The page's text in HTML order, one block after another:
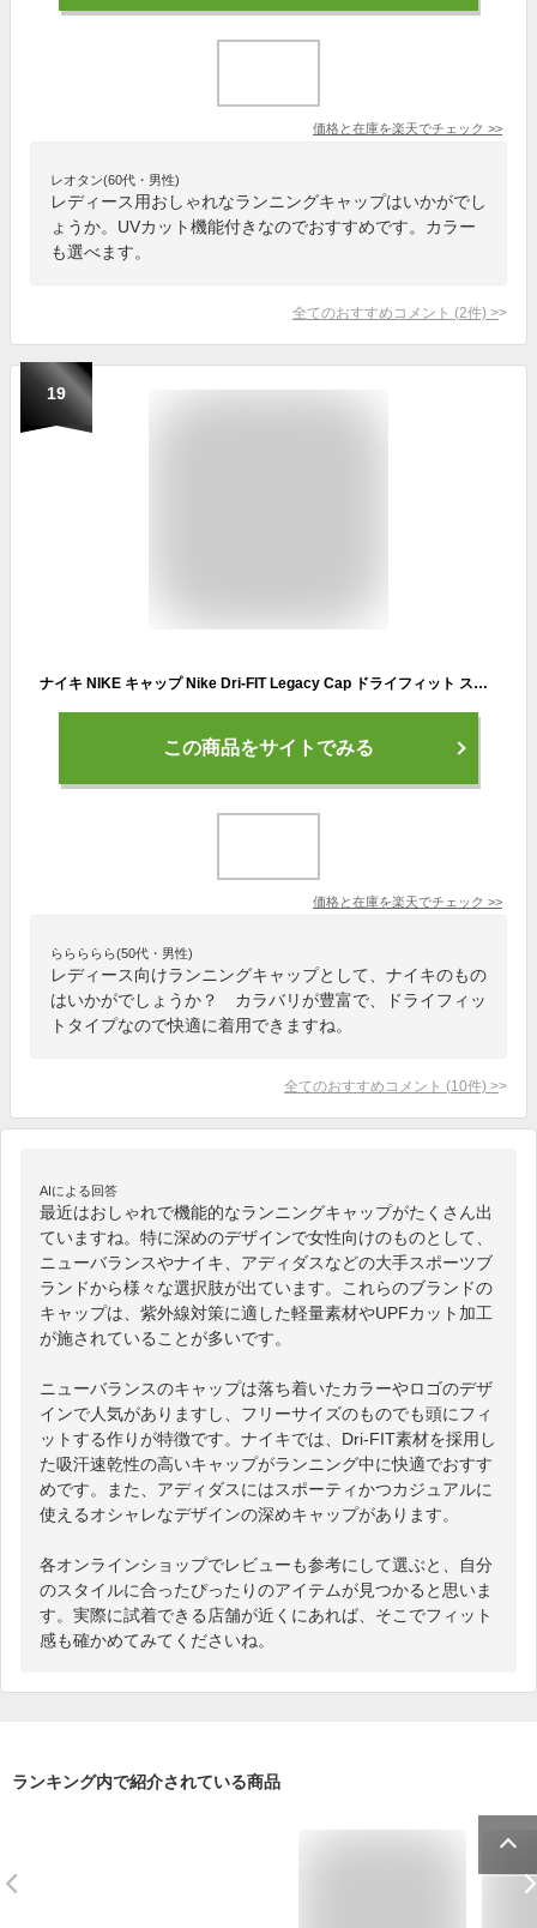
価格と在庫を楽天でチェック >>
レオタン(60代・男性)
レディース用おしゃれなランニングキャップはいかがでし
ょうか。UVカット機能付きなのでおすすめです。カラー
も選べます。
全てのおすすめコメント (2件) >
19
ナイキ NIKE キャップ Nike Dri-FIT Legacy Cap ドライフィット ストレッチキャップ (ブラック/ホワイト/グレー/ブルー/ネイビー/グリーン/ワイン/メンズ/レディース/ゴルフ/テニス/ランニング/アウトドア/トレーニング/マラソン/レガシー/ストレッチ/フリーサイズ/FB6447）
この商品をサイトでみる
価格と在庫を楽天でチェック >>
ららららら(50代・男性)
レディース向けランニングキャップとして、ナイキのもの
はいかがでしょうか？ カラバリが豊富で、ドライフィッ
トタイプなので快適に着用できますね。
全てのおすすめコメント (10件) >
AIによる回答
最近はおしゃれで機能的なランニングキャップがたくさん出
ていますね。特に深めのデザインで女性向けのものとして、
ニューバランスやナイキ、アディダスなどの大手スポーツブ
ランドから様々な選択肢が出ています。これらのブランドの
キャップは、紫外線対策に適した軽量素材やUPFカット加工
が施されていることが多いです。
ニューバランスのキャップは落ち着いたカラーやロゴのデザ
インで人気がありますし、フリーサイズのものでも頭にフィ
ットする作りが特徴です。ナイキでは、Dri-FIT素材を採用し
た吸汗速乾性の高いキャップがランニング中に快適でおすす
めです。また、アディダスにはスポーティかつカジュアルに
使えるオシャレなデザインの深めキャップがあります。
各オンラインショップでレビューも参考にして選ぶと、自分
のスタイルに合ったぴったりのアイテムが見つかると思いま
す。実際に試着できる店舗が近くにあれば、そこでフィット
感も確かめてみてくださいね。
ランキング内で紹介されている商品